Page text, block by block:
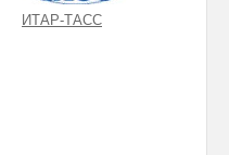
ИТАР-ТАСС